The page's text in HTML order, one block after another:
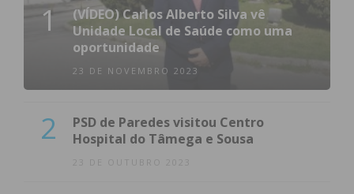
1
(VÍDEO) Carlos Alberto Silva vê
Unidade Local de Saúde como uma
oportunidade
23 DE NOVEMBRO 2023
2
PSD de Paredes visitou Centro
Hospital do Tâmega e Sousa
23 DE OUTUBRO 2023